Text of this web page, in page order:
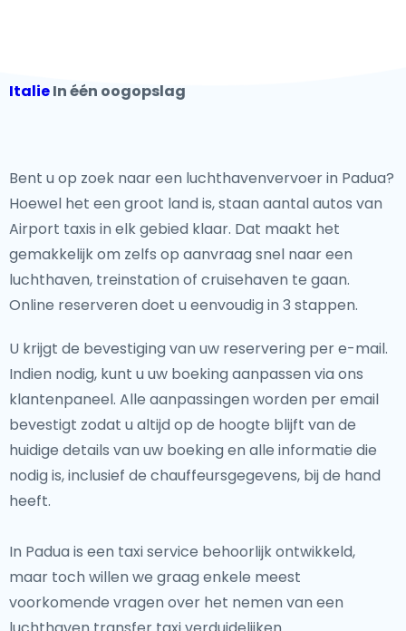
ItalieIn één oogopslag
Bent u op zoek naar een luchthavenvervoer in Padua?
Hoewel het een groot land is, staan aantal autos van
Airport taxis in elk gebied klaar. Dat maakt het
gemakkelijk om zelfs op aanvraag snel naar een
luchthaven, treinstation of cruisehaven te gaan.
Online reserveren doet u eenvoudig in 3 stappen.
U krijgt de bevestiging van uw reservering per e-mail.
Indien nodig, kunt u uw boeking aanpassen via ons
klantenpaneel. Alle aanpassingen worden per email
bevestigt zodat u altijd op de hoogte blijft van de
huidige details van uw boeking en alle informatie die
nodig is, inclusief de chauffeursgegevens, bij de hand
heeft.
In Padua is een taxi service behoorlijk ontwikkeld,
maar toch willen we graag enkele meest
voorkomende vragen over het nemen van een